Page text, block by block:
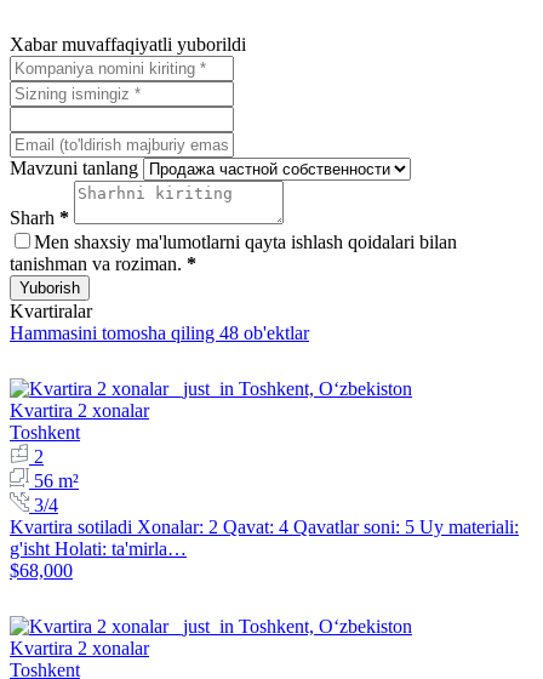
Xabar muvaffaqiyatli yuborildi
Mavzuni tanlang
Sharh *
Men shaxsiy ma'lumotlarni qayta ishlash qoidalari bilan
tanishman va roziman. *
Yuborish
Kvartiralar
Hammasini tomosha qiling 48 ob'ektlar
Kvartira 2 xonalar
Toshkent
2
56 m²
3/4
Kvartira sotiladi Xonalar: 2 Qavat: 4 Qavatlar soni: 5 Uy materiali:
g'isht Holati: ta'mirla…
$68,000
Kvartira 2 xonalar
Toshkent